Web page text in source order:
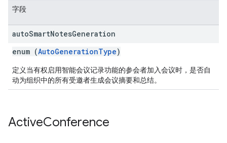
字段
autoSmartNotesGeneration
enum (AutoGenerationType)
定义当有权启用智能会议记录功能的参会者加入会议时，是否自
动为组织中的所有受邀者生成会议摘要和总结。
ActiveConference